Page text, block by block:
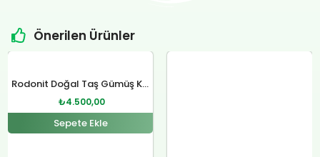
Önerilen Ürünler
Rodonit Doğal Taş Gümüş Kolye
₺4.800,00.
₺4.500,00
₺4.500,00.
Sepete Ekle